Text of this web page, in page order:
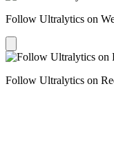
Follow Ultralytics on
Follow Ultralytics on